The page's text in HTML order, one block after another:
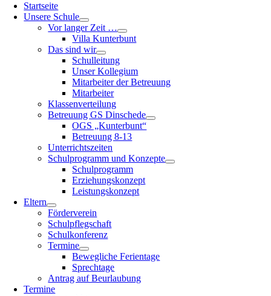
Startseite
Unsere Schule
Vor langer Zeit …
Villa Kunterbunt
Das sind wir
Schulleitung
Unser Kollegium
Mitarbeiter der Betreuung
Mitarbeiter
Klassenverteilung
Betreuung GS Dinschede
OGS „Kunterbunt“
Betreuung 8-13
Unterrichtszeiten
Schulprogramm und Konzepte
Schulprogramm
Erziehungskonzept
Leistungskonzept
Eltern
Förderverein
Schulpflegschaft
Schulkonferenz
Termine
Bewegliche Ferientage
Sprechtage
Antrag auf Beurlaubung
Termine